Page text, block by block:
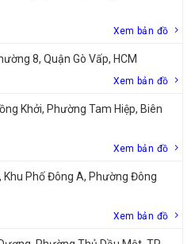
Xem bản đồ
8, Quận Gò Vấp, HCM
Xem bản đồ
Khởi, Phường Tam Hiệp, Biên
Xem bản đồ
Khu Phố Đông A, Phường Đông
Xem bản đồ